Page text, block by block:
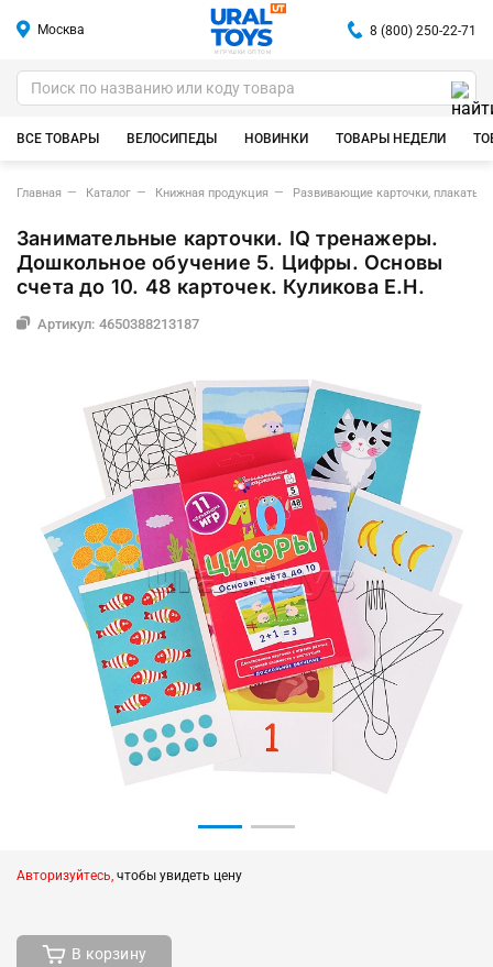
Москва
ИГРУШКИ ОПТОМ
8 (800) 250-22-71
ВСЕ ТОВАРЫ ВЕЛОСИПЕДЫ НОВИНКИ ТОВАРЫ НЕДЕЛИ
Главная Каталог Книжная продукция Развивающие карточки, плакаты
Занимательные карточки. IQ тренажеры.
Дошкольное обучение 5. Цифры. Основы
счета до 10. 48 карточек. Куликова Е.Н.
Артикул: 4650388213187
Авторизуйтесь, чтобы увидеть цену
В корзину